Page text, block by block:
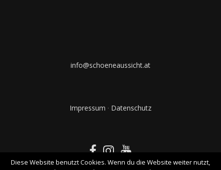
info@schoeneaussicht.at
Impressum · Datenschutz
Diese Website benutzt Cookies. Wenn du die Website weiter nutzt,